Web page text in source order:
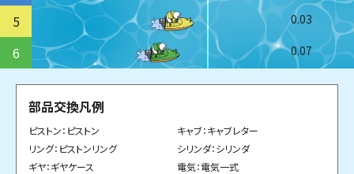
5 0.03
6 0.07
部品交換凡例
ピストン：ピストン
リング：ピストンリング
ギヤ：ギヤケース
キャブ：キャブレター
シリンダ：シリンダ
電気：電気一式